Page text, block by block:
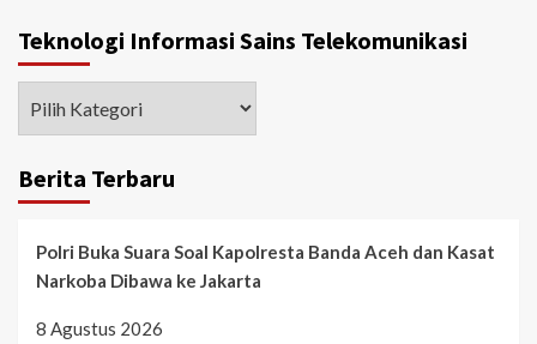
Teknologi Informasi Sains Telekomunikasi
Berita Terbaru
Polri Buka Suara Soal Kapolresta Banda Aceh dan Kasat
Narkoba Dibawa ke Jakarta
8 Agustus 2026